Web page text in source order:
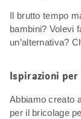
Il brutto tempo
bambini? Volevi
un’alternativa?
Ispirazioni
Abbiamo creato
per il bricolage